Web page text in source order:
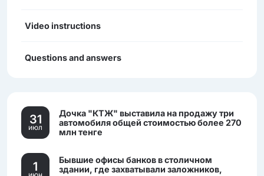
Video instructions
Questions and answers
31
июл
Дочка "КТЖ" выставила на продажу три
автомобиля общей стоимостью более 270
млн тенге
1
Бывшие офисы банков в столичном
здании, где захватывали заложников,